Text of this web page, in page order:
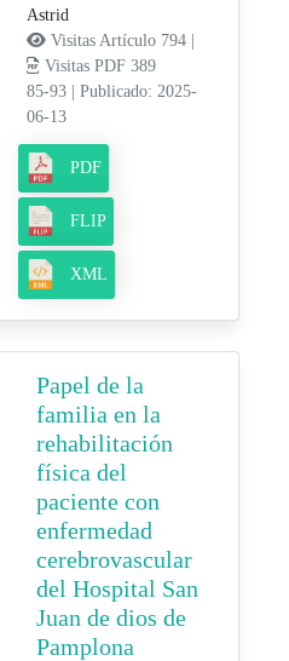
Astrid
Visitas Artículo 794 |
Visitas PDF 389
85-93 | Publicado: 2025-
06-13
PDF
FLIP
XML
Papel de la
familia en la
rehabilitación
física del
paciente con
enfermedad
cerebrovascular
del Hospital San
Juan de dios de
Pamplona